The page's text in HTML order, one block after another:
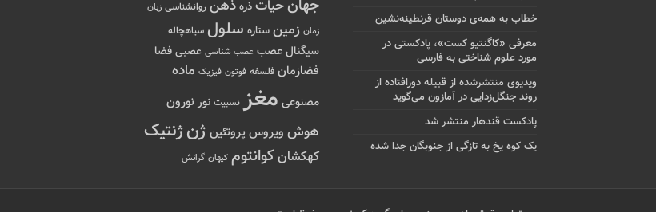
خطاب به همه‌ی دوستان قرنطینه‌نشین
معرفی «کاگنتیو کست»، پادکستی در
مورد علوم شناختی به فارسی
ویدیوی منتشرشده از قبیله دورافتاده‌ از
روند جنگل‌زدایی در آمازون می‌گوید
پادکست قندهار منتشر شد
یک کوه یخ به تازگی از جنوبگان جدا شده
جهانحیات ذره ذهن روانشناسی زبان
زمان زمین ستاره سلول سیاهچاله
سیگنالعصب عصب شناسی عصبی فضا
فضازمان فلسفه فوتون فیزیک ماده
مصنوعی مغز نسبیت نور نورون
هوش ویروس پروتئین ژنژنتیک
کهکشانکوانتوم کیهان گرانش